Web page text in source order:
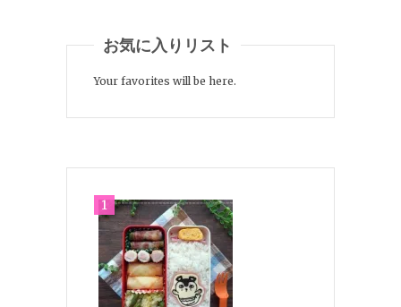
お気に入りリスト
Your favorites will be here.